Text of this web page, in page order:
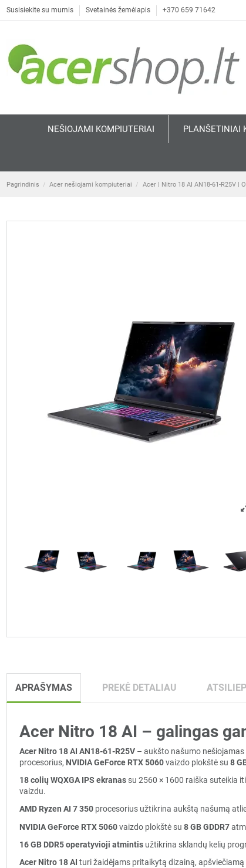
Susisiekite su mumis Svetainės žemėlapis +370 659 71642
NEŠIOJAMI KOMPIUTERIAI PLANŠETINIAI
Pagrindinis Acer nešiojami kompiuteriai Acer | Nitro 18 AI AN18-61-R25V |
APRAŠYMAS PREKĖ DETALIAU
Acer Nitro 18 AI – galingas
Acer Nitro 18 AI AN18-61-R25V– aukšto našumo nešiojamas
procesorius, NVIDIA GeForce RTX 5060vaizdo plokštė su 8
18 colių WQXGA IPS ekranassu 2560 × 1600 raiška suteikia
vaizdu.
AMD Ryzen AI 7 350procesorius užtikrina aukštą našumą
NVIDIA GeForce RTX 5060vaizdo plokštė su 8 GB GDDR7
16 GB DDR5 operatyvioji atmintisužtikrina sklandų kelių
Acer Nitro 18 AI turi žaidėjams pritaikytą dizainą,